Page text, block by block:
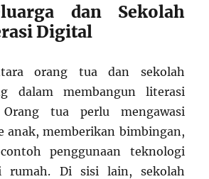
dan Sekolah
Digital
orang tua dan sekolah
dalam membangun literasi
tua perlu mengawasi
anak, memberikan bimbingan,
penggunaan teknologi
rumah. Di sisi lain, sekolah